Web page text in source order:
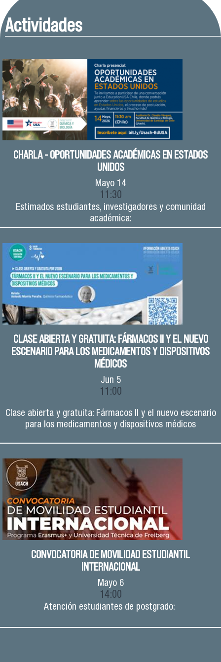
Actividades
CHARLA - OPORTUNIDADES ACADÉMICAS EN ESTADOS
UNIDOS
Mayo 14
11:30
Estimados estudiantes, investigadores y comunidad
académica:
CLASE ABIERTA Y GRATUITA: FÁRMACOS II Y EL NUEVO
ESCENARIO PARA LOS MEDICAMENTOS Y DISPOSITIVOS
MÉDICOS
Jun 5
11:00
Clase abierta y gratuita: Fármacos II y el nuevo escenario
para los medicamentos y dispositivos médicos
CONVOCATORIA DE MOVILIDAD ESTUDIANTIL
INTERNACIONAL
Mayo6
14:00
Atención estudiantes de postgrado: